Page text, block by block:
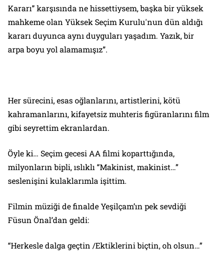
Kararı” karşısında ne hissettiysem, başka bir yüksek
mahkeme olan Yüksek Seçim Kurulu'nun dün aldığı
kararı duyunca aynı duyguları yaşadım. Yazık, bir
arpa boyu yol alamamışız”.
Her sürecini, esas oğlanlarını, artistlerini, kötü
kahramanlarını, kifayetsiz muhteris figüranlarını film
gibi seyrettim ekranlardan.
Öyle ki… Seçim gecesi AA filmi koparttığında,
milyonların bipli, ıslıklı “Makinist, makinist…”
seslenişini kulaklarımla işittim.
Filmin müziği de finalde Yeşilçam’ın pek sevdiği
Füsun Önal’dan geldi:
“Herkesle dalga geçtin /Ektiklerini biçtin, oh olsun…”